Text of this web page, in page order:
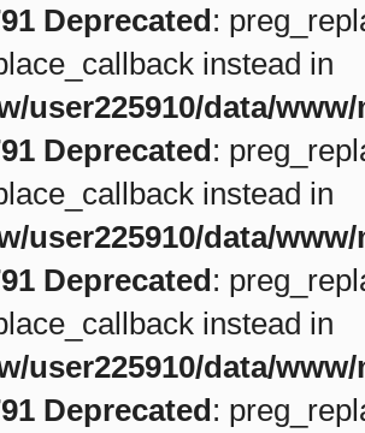
Deprecated:
instead in
user225910/data/
Deprecated:
instead in
user225910/data/
Deprecated:
instead in
user225910/data/
Deprecated: